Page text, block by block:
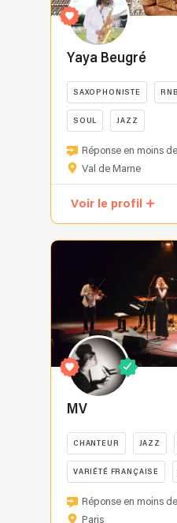
Yaya Beugré
SAXOPHONISTE RNB
SOUL JAZZ
Passionné
par
musique
nombreuses
années,
je
propose
mes
services
pour
vos
événements
et
une
Réponse en moins
Val de Marne
Voir le profil
MV
CHANTEUR JAZZ
VARIÉTÉ FRANÇAISE
MV
vous
Réponse en moins
Paris